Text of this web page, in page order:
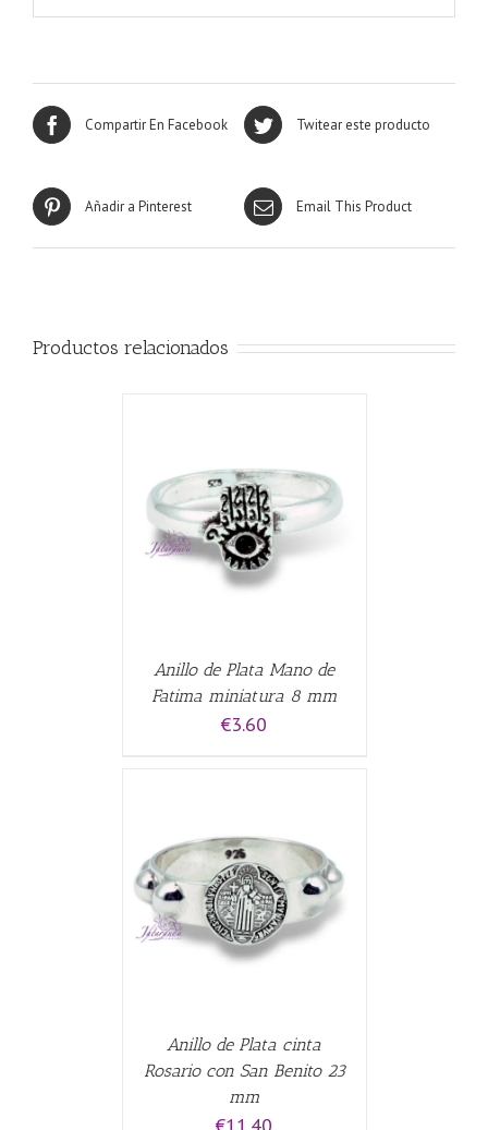
Compartir En Facebook Twitear este producto
Añadir a Pinterest Email This Product
Productos relacionados
Anillo de Plata Mano de
Fatima miniatura 8 mm
€3.60
Anillo de Plata cinta
Rosario con San Benito 23
mm
€11.40